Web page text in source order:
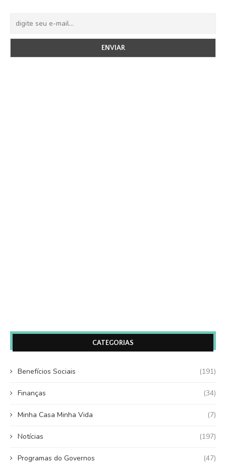
CATEGORIAS
Benefícios Sociais (191)
Finanças (34)
Minha Casa Minha Vida (7)
Notícias (197)
Programas do Governos (47)